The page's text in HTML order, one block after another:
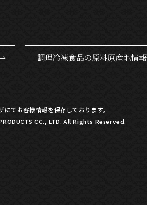
調理冷凍食品の原料原産地情報
にてお客様情報を保存しております。
CO., LTD. All Rights Reserved.